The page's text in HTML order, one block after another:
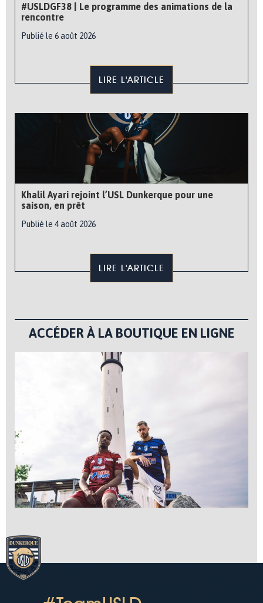
#USLDGF38 | Le programme des animations de la
rencontre
Publié le 6 août 2026
LIRE L'ARTICLE
Khalil Ayari rejoint l’USL Dunkerque pour une
saison, en prêt
Publié le 4 août 2026
LIRE L'ARTICLE
ACCÉDER À LA BOUTIQUE EN LIGNE